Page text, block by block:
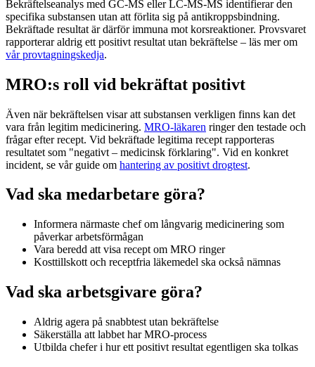
Bekräftelseanalys med GC-MS eller LC-MS-MS identifierar den
specifika substansen utan att förlita sig på antikroppsbindning.
Bekräftade resultat är därför immuna mot korsreaktioner. Provsvaret
rapporterar aldrig ett positivt resultat utan bekräftelse – läs mer om
vår provtagningskedja.
MRO:s roll vid bekräftat positivt
Även när bekräftelsen visar att substansen verkligen finns kan det
vara från legitim medicinering. MRO-läkaren ringer den testade och
frågar efter recept. Vid bekräftade legitima recept rapporteras
resultatet som "negativt – medicinsk förklaring". Vid en konkret
incident, se vår guide om hantering av positivt drogtest.
Vad ska medarbetare göra?
Informera närmaste chef om långvarig medicinering som
påverkar arbetsförmågan
Vara beredd att visa recept om MRO ringer
Kosttillskott och receptfria läkemedel ska också nämnas
Vad ska arbetsgivare göra?
Aldrig agera på snabbtest utan bekräftelse
Säkerställa att labbet har MRO-process
Utbilda chefer i hur ett positivt resultat egentligen ska tolkas